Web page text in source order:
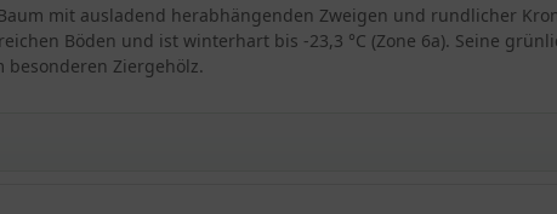
mit ausladend herabhängenden Zweigen und rundlicher
Böden und ist winterhart bis -23,3 °C (Zone 6a). Seine
Ziergehölz.